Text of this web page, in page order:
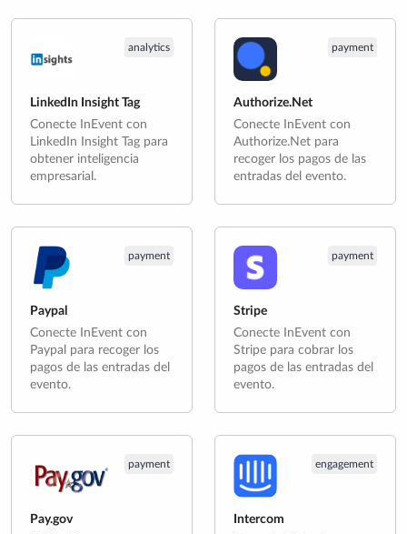
analytics
LinkedIn Insight Tag
Conecte InEvent con
LinkedIn Insight Tag para
obtener inteligencia
empresarial.
payment
Authorize.Net
Conecte InEvent con
Authorize.Net para
recoger los pagos de las
entradas del evento.
payment
Paypal
Conecte InEvent con
Paypal para recoger los
pagos de las entradas del
evento.
payment
Stripe
Conecte InEvent con
Stripe para cobrar los
pagos de las entradas del
evento.
payment
Pay.gov
engagement
Intercom